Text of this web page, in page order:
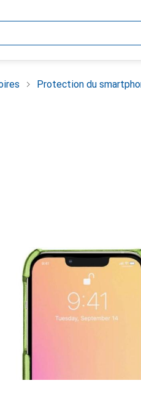
Protection du